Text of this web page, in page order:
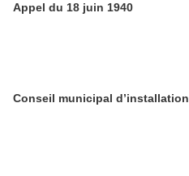
Appel du 18 juin 1940
Conseil municipal d’installation